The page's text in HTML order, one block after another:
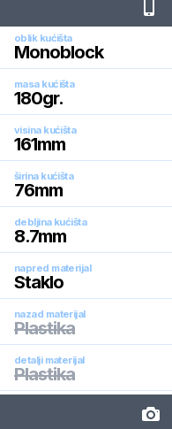
oblik kućišta
Monoblock
masa kućišta
180gr.
visina kućišta
161mm
širina kućišta
76mm
debljina kućišta
8.7mm
napred materijal
Staklo
nazad materijal
Plastika
detalji materijal
Plastika